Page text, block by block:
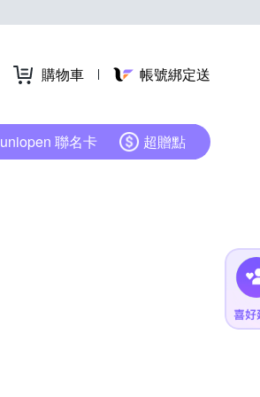
購物車 帳號綁定送
uniopen 聯名卡 超贈點